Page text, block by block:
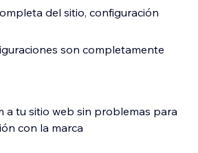
del sitio, configuración
son completamente
a tu sitio web sin problemas para
con la marca